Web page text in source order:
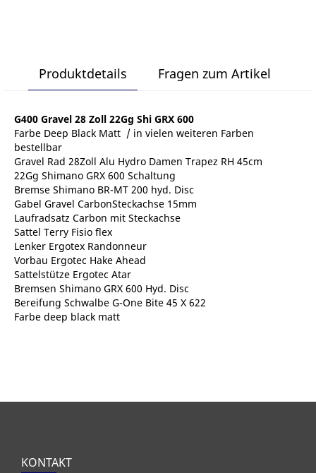
Produktdetails Fragen zum Artikel
G400 Gravel 28 Zoll 22Gg Shi GRX 600
Farbe Deep Black Matt / in vielen weiteren Farben
bestellbar
Gravel Rad 28Zoll Alu Hydro Damen Trapez RH 45cm
22Gg Shimano GRX 600 Schaltung
Bremse Shimano BR-MT 200 hyd. Disc
Gabel Gravel CarbonSteckachse 15mm
Laufradsatz Carbon mit Steckachse
Sattel Terry Fisio flex
Lenker Ergotex Randonneur
Vorbau Ergotec Hake Ahead
Sattelstütze Ergotec Atar
Bremsen Shimano GRX 600 Hyd. Disc
Bereifung Schwalbe G-One Bite 45 X 622
Farbe deep black matt
KONTAKT